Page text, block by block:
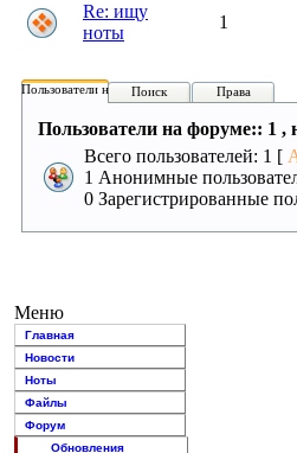
Re: ищу
ноты
1
Пользователи на форуме:
Поиск Права
Пользователи на форуме:: 1 ,
Всего пользователей: 1 [
1 Анонимные
0 Зарегистрированные
Меню
Главная
Новости
Ноты
Файлы
Форум
Обновления